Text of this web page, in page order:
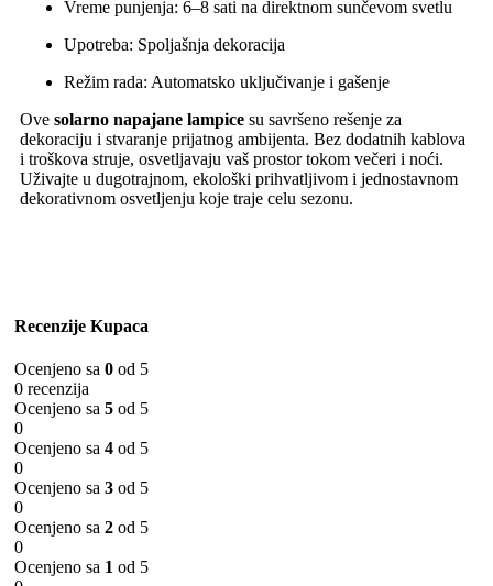
Vreme punjenja: 6–8 sati na direktnom sunčevom svetlu
Upotreba: Spoljašnja dekoracija
Režim rada: Automatsko uključivanje i gašenje
Ove solarno napajane lampice su savršeno rešenje za
dekoraciju i stvaranje prijatnog ambijenta. Bez dodatnih kablova
i troškova struje, osvetljavaju vaš prostor tokom večeri i noći.
Uživajte u dugotrajnom, ekološki prihvatljivom i jednostavnom
dekorativnom osvetljenju koje traje celu sezonu.
Recenzije Kupaca
Ocenjeno sa 0 od 5
0 recenzija
Ocenjeno sa 5 od 5
0
Ocenjeno sa 4 od 5
0
Ocenjeno sa 3 od 5
0
Ocenjeno sa 2 od 5
0
Ocenjeno sa 1 od 5